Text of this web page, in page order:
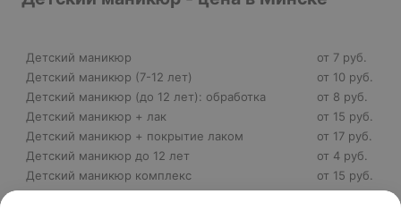
Детский маникюр
от 7 руб.
Детский маникюр (7-12 лет)
от 10 руб.
Детский маникюр (до 12 лет): обработка
от 8 руб.
Детский маникюр + лак
от 15 руб.
Детский маникюр + покрытие лаком
от 17 руб.
Детский маникюр до 12 лет
от 4 руб.
Детский маникюр комплекс
от 15 руб.
Детский маникюр с дизайном ногтей
от 32 руб.